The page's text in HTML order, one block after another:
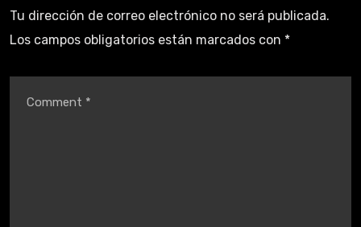
Tu dirección de correo electrónico no será publicada.
Los campos obligatorios están marcados con *